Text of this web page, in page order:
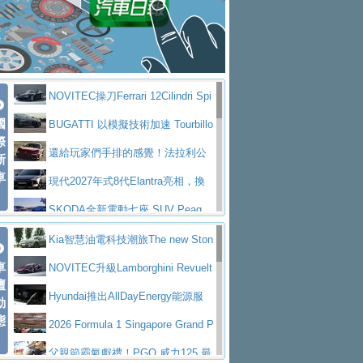
拌車 消防車除了滅火裝備還需要什麼？
一探SITRAK “準” 消防車的究竟
大益金龍初試啼聲，汽柴油5噸貨車
不是對手正宗年鑑2025年全球自動車年鑑1月
下旬問世！2024第六屆ISUZU運轉職人挑戰賽
首度前進南台灣熱烈開戰
豪華電能休旅新星 Audi Q4 Sportba
ck 55 e-tron S lineScania Taiwan 逆風而行，加深力
道投資布局
大型 SUV 鎖定七人座豪華市場
BMW攜手漫威電影【蜘蛛人：重生
日】 Skoda 發表全新 Peaq 內裝：七人
座純電旗艦 SUV，行李廂最大可達 935 公
升
全新純電 Mercedes-Benz C 400 4
MATIC Electric 登場
奢華與科技大躍進，MAZDA全新3
代CX-5全方位進化提前亮相並展開預售94.9
萬起
馬自達公布 2027 年式 MX-5 更
新，新增 Yakudo 特別版
Skoda Peaq 發表全新電動動力系
統 最長續航逾 640 公里、支援雙向供電
BMW M2 首度導入 xDrive 四驅，
美國與瑞士需求成關鍵推手
The all-new T-Roc 魅力 自成焦點
Maserati GT2 Stradale「Tribute to
MC12」全球首度亮相
迎接 RANGE ROVER 品牌家族第
五位成員 全新 RANGE ROVER GT 預告登
場
造型華麗時尚、科技座艙再進化，P
eugeot 208小改款發表上市94.8萬起
NOVITEC操刀Ferrari 12Cilindri Spi
der 碳纖維空力、鍛造輪圈與Inconel排氣
上身
BUGATTI 以模擬技術加速 Tourbillo
n 動態開發還給玩家們手排的感覺！法拉利公
布12Cilidri Manaule手排超跑產品細節
現代2027年式8代Elantra亮相，換
裝更銳利的造型、更先進的資訊娛樂系統及
更高效的動力
SKODA全新電動七座 SUV Peaq
問世，擁有品牌史上最寬敞且豪華的座艙
AUDI推出首款高性能油電超跑Nuvo
lari，0到100公里加速2.6秒、極速350公里
／小時
百年三叉戟傳奇再啟程 Maserati 重
返 1000 Miglia 傳承競速榮耀
法拉利首款純電跑車Luce亮相，最
大馬力超過1000匹並具備530公里最大續航
里程
小車大空間、座艙科技更先進，SK
ODA發表全新純電跨界休旅Eipq祭平民化車
賓士AMG.EA專屬平台首作，Merc
Kia智慧油電科技潮旅The new Ston
ic 1-7月累計銷量創歷史新高
NOVITEC升級Lamborghini Revuelt
o 綜效輸出增至1,048匹
Hyundai推出AllDayEnergy能源服
務 讓電動車化身行動儲能系統
2026 Formula 1 Singapore Grand P
rix 新加坡大獎賽 Audi 極速之旅開放報名
父親節霸氣獻禮！PGO 威力125 最